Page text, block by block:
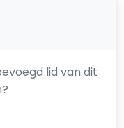
lid van dit